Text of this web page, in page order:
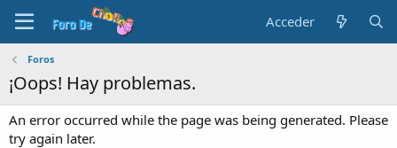
Acceder
Foros
¡Oops! Hay problemas.
An error occurred while the page was being generated. Please
try again later.